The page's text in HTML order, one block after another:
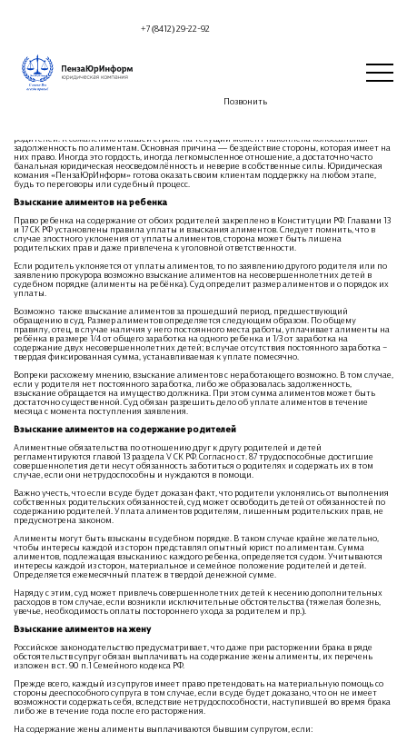
+7 (8412) 29-22-92
Позвонить
Алименты
родителей. К сожалению в нашей стране на текущий момент накоплена колоссальная
задолженность по алиментам. Основная причина — бездействие стороны, которая имеет на
них право. Иногда это гордость, иногда легкомысленное отношение, а достаточно часто
банальная юридическая неосведомлённость и неверие в собственные силы. Юридическая
комания «ПензаЮрИнформ» готова оказать своим клиентам поддержку на любом этапе,
будь то переговоры или судебный процесс.
Взыскание алиментов на ребенка
Право ребенка на содержание от обоих родителей закреплено в Конституции РФ. Главами 13
и 17 СК РФ установлены правила уплаты и взыскания алиментов. Следует помнить, что в
случае злостного уклонения от уплаты алиментов, сторона может быть лишена
родительских прав и даже привлечена к уголовной ответственности.
Если родитель уклоняется от уплаты алиментов, то по заявлению другого родителя или по
заявлению прокурора возможно взыскание алиментов на несовершеннолетних детей в
судебном порядке (алименты на ребёнка). Суд определит размер алиментов и о порядок их
уплаты.
Возможно также взыскание алиментов за прошедший период, предшествующий
обращению в суд. Размер алиментов определяется следующим образом. По общему
правилу, отец, в случае наличия у него постоянного места работы, уплачивает алименты на
ребёнка в размере 1/4 от общего заработка на одного ребенка и 1/3 от заработка на
содержание двух несовершеннолетних детей; в случае отсутствия постоянного заработка –
твердая фиксированная сумма, устанавливаемая к уплате помесячно.
Вопреки расхожему мнению, взыскание алиментов с неработающего возможно. В том случае,
если у родителя нет постоянного заработка, либо же образовалась задолженность,
взыскание обращается на имущество должника. При этом сумма алиментов может быть
достаточно существенной. Суд обязан разрешить дело об уплате алиментов в течение
месяца с момента поступления заявления.
Взыскание алиментов на содержание родителей
Алиментные обязательства по отношению друг к другу родителей и детей
регламентируются главой 13 раздела V СК РФ. Согласно ст. 87 трудоспособные достигшие
совершеннолетия дети несут обязанность заботиться о родителях и содержать их в том
случае, если они нетрудоспособны и нуждаются в помощи.
Важно учесть, что если в суде будет доказан факт, что родители уклонялись от выполнения
собственных родительских обязанностей, суд может освободить детей от обязанностей по
содержанию родителей. Уплата алиментов родителям, лишенным родительских прав, не
предусмотрена законом.
Алименты могут быть взысканы в судебном порядке. В таком случае крайне желательно,
чтобы интересы каждой из сторон представлял опытный юрист по алиментам. Сумма
алиментов, подлежащая взысканию с каждого ребенка, определяется судом. Учитываются
интересы каждой из сторон, материальное и семейное положение родителей и детей.
Определяется ежемесячный платеж в твердой денежной сумме.
Наряду с этим, суд может привлечь совершеннолетних детей к несению дополнительных
расходов в том случае, если возникли исключительные обстоятельства (тяжелая болезнь,
увечье, необходимость оплаты постороннего ухода за родителем и пр.).
Взыскание алиментов на жену
Российское законодательство предусматривает, что даже при расторжении брака в ряде
обстоятельств супруг обязан выплачивать на содержание жены алименты, их перечень
изложен в ст. 90 п.1 Семейного кодекса РФ.
Прежде всего, каждый из супругов имеет право претендовать на материальную помощь со
стороны дееспособного супруга в том случае, если в суде будет доказано, что он не имеет
возможности содержать себя, вследствие нетрудоспособности, наступившей во время брака
либо же в течение года после его расторжения.
На содержание жены алименты выплачиваются бывшим супругом, если: